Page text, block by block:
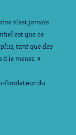
n’est jamais
est que ce
tant que des
à le mener. »
fondateur du